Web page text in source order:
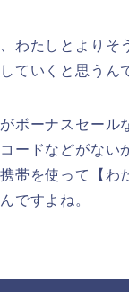
わたしとよりそ
ていくと思うん
ボーナスセー
ードなどがない
帯を使って【
ですよね。